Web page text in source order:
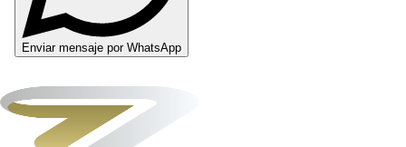
Enviar mensaje por WhatsApp